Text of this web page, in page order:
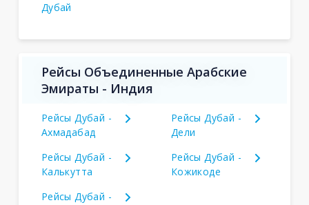
Дубай
Рейсы Объединенные Арабские
Эмираты - Индия
Рейсы Дубай -
Ахмадабад
Рейсы Дубай -
Дели
Рейсы Дубай -
Калькутта
Рейсы Дубай -
Кожикоде
Рейсы Дубай -